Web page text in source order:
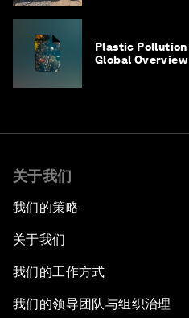
Plastic
Global Overview
关于我们
我们的策略
关于我们
我们的工作方式
我们的领导团队与组织治理